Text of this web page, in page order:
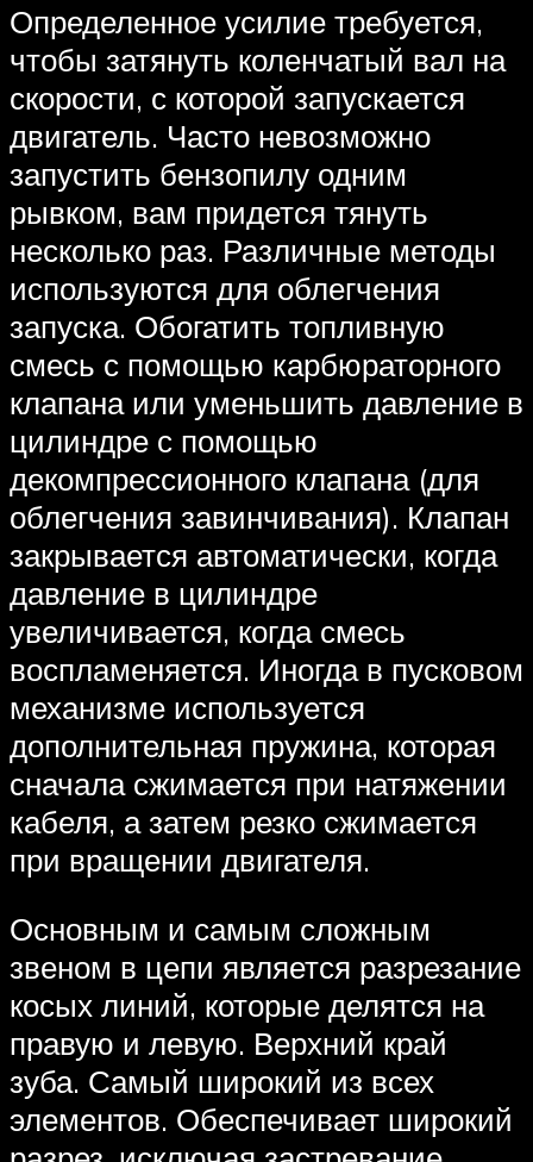
Определенное усилие требуется,
чтобы затянуть коленчатый вал на
скорости, с которой запускается
двигатель. Часто невозможно
запустить бензопилу одним
рывком, вам придется тянуть
несколько раз. Различные методы
используются для облегчения
запуска. Обогатить топливную
смесь с помощью карбюраторного
клапана или уменьшить давление в
цилиндре с помощью
декомпрессионного клапана (для
облегчения завинчивания). Клапан
закрывается автоматически, когда
давление в цилиндре
увеличивается, когда смесь
воспламеняется. Иногда в пусковом
механизме используется
дополнительная пружина, которая
сначала сжимается при натяжении
кабеля, а затем резко сжимается
при вращении двигателя.
Основным и самым сложным
звеном в цепи является разрезание
косых линий, которые делятся на
правую и левую. Верхний край
зуба. Самый широкий из всех
элементов. Обеспечивает широкий